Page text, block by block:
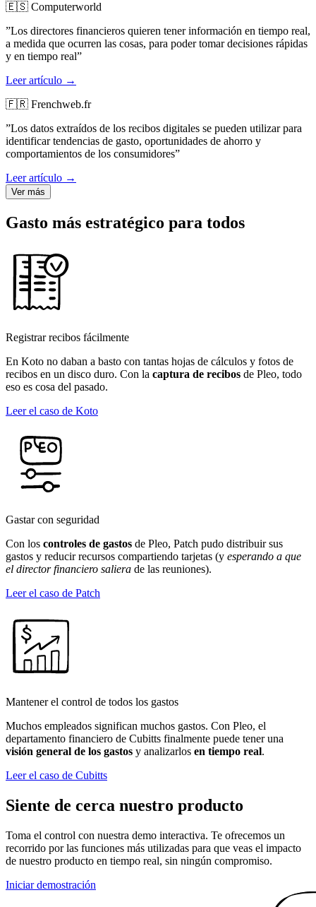
🇪🇸 Computerworld
”Los directores financieros quieren tener información en tiempo real,
a medida que ocurren las cosas, para poder tomar decisiones rápidas
y en tiempo real”
Leer artículo →
🇫🇷 Frenchweb.fr
”Los datos extraídos de los recibos digitales se pueden utilizar para
identificar tendencias de gasto, oportunidades de ahorro y
comportamientos de los consumidores”
Leer artículo →
Ver más
Gasto más estratégico para todos
Registrar recibos fácilmente
En Koto no daban a basto con tantas hojas de cálculos y fotos de
recibos en un disco duro. Con la captura de recibos de Pleo, todo
eso es cosa del pasado.
Leer el caso de Koto
Gastar con seguridad
Con los controles de gastos de Pleo, Patch pudo distribuir sus
gastos y reducir recursos compartiendo tarjetas (y esperando a que
el director financiero saliera de las reuniones).
Leer el caso de Patch
Mantener el control de todos los gastos
Muchos empleados significan muchos gastos. Con Pleo, el
departamento financiero de Cubitts finalmente puede tener una
visión general de los gastos y analizarlos en tiempo real.
Leer el caso de Cubitts
Siente de cerca nuestro producto
Toma el control con nuestra demo interactiva. Te ofrecemos un
recorrido por las funciones más utilizadas para que veas el impacto
de nuestro producto en tiempo real, sin ningún compromiso.
Iniciar demostración